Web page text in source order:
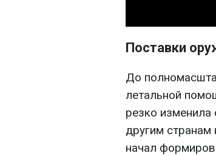
Поставки
До
летальной
резко
другим странам
начал